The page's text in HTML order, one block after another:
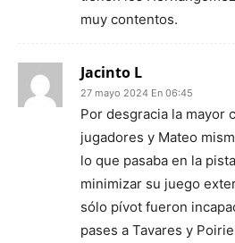
muy contentos.
Jacinto L
27 mayo 2024 En 06:45
Por desgracia la mayor
jugadores y Mateo
lo que pasaba en la
minimizar su juego
sólo pívot fueron
pases a Tavares y